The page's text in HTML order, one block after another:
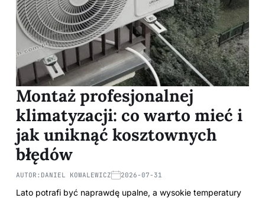
Montaż profesjonalnej
klimatyzacji: co warto mieć i
jak uniknąć kosztownych
błędów
AUTOR: DANIEL KOWALEWICZ 2026-07-31
Lato potrafi być naprawdę upalne, a wysokie temperatury